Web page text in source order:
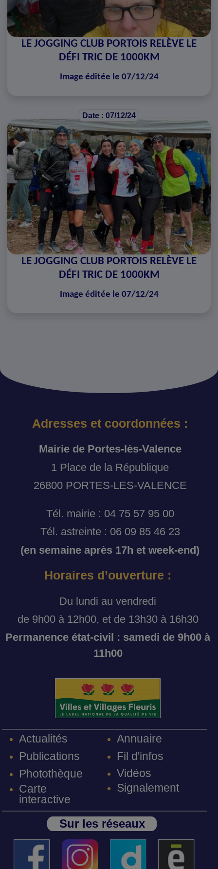
LE JOGGING CLUB PORTOIS RELÈVE LE
DÉFI TRIC DE 1000KM
Image éditée le 07/12/24
Date : 07/12/24
LE JOGGING CLUB PORTOIS RELÈVE LE
DÉFI TRIC DE 1000KM
Image éditée le 07/12/24
Adresses et coordonnées :
Mairie de Portes-lès-Valence
1 Place de la République
26800 PORTES-LES-VALENCE
Tél. mairie : 04 75 57 95 00
Tél. astreinte : 06 09 85 46 23
(en semaine après 17h et week-end)
Horaires d’ouverture :
Du lundi au vendredi
de 9h00 à 12h00, et de 13h30 à 16h30
Permanence état-civil : samedi de 9h00 à
11h00
Actualités
Publications
Photothèque
Carte
interactive
Annuaire
Fil d'infos
Vidéos
Signalement
Sur les réseaux